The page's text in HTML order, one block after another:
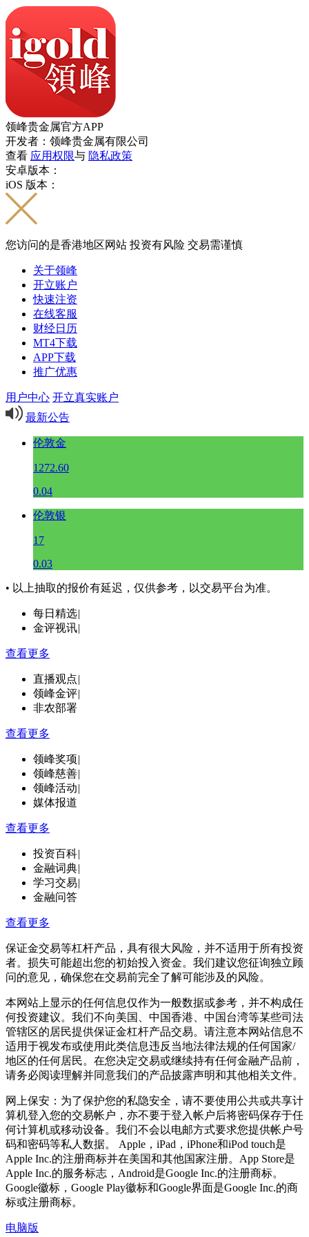
领峰贵金属官方APP
开发者：领峰贵金属有限公司
查看 应用权限与 隐私政策
安卓版本：
iOS 版本：
您访问的是香港地区网站 投资有风险 交易需谨慎
关于领峰
开立账户
快速注资
在线客服
财经日历
MT4下载
APP下载
推广优惠
用户中心 开立真实账户
最新公告
伦敦金
1272.60
0.04
伦敦银
17
0.03
• 以上抽取的报价有延迟，仅供参考，以交易平台为准。
每日精选|
金评视讯|
查看更多
直播观点|
领峰金评|
非农部署
查看更多
领峰奖项|
领峰慈善|
领峰活动|
媒体报道
查看更多
投资百科|
金融词典|
学习交易|
金融问答
查看更多
保证金交易等杠杆产品，具有很大风险，并不适用于所有投资
者。损失可能超出您的初始投入资金。我们建议您征询独立顾
问的意见，确保您在交易前完全了解可能涉及的风险。
本网站上显示的任何信息仅作为一般数据或参考，并不构成任
何投资建议。我们不向美国、中国香港、中国台湾等某些司法
管辖区的居民提供保证金杠杆产品交易。请注意本网站信息不
适用于视发布或使用此类信息违反当地法律法规的任何国家/
地区的任何居民。在您决定交易或继续持有任何金融产品前，
请务必阅读理解并同意我们的产品披露声明和其他相关文件。
网上保安：为了保护您的私隐安全，请不要使用公共或共享计
算机登入您的交易帐户，亦不要于登入帐户后将密码保存于任
何计算机或移动设备。我们不会以电邮方式要求您提供帐户号
码和密码等私人数据。 Apple，iPad，iPhone和iPod touch是
Apple Inc.的注册商标并在美国和其他国家注册。App Store是
Apple Inc.的服务标志，Android是Google Inc.的注册商标。
Google徽标，Google Play徽标和Google界面是Google Inc.的商
标或注册商标。
电脑版